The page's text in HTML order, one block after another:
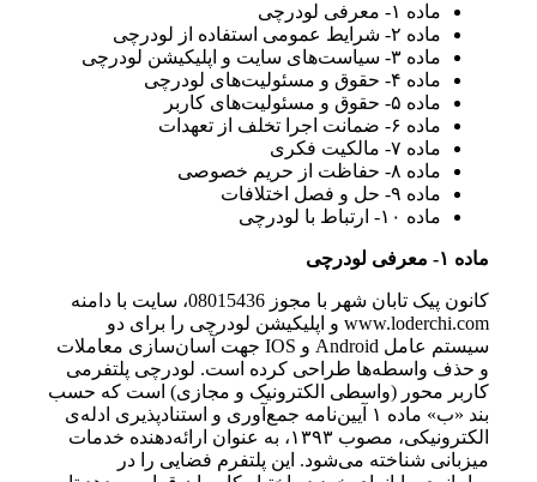
ماده ۱- معرفی لودرچی
ماده ۲- شرایط عمومی استفاده از لودرچی
ماده ۳- سیاست‌های سایت و اپلیکیشن لودرچی
ماده ۴- حقوق و مسئولیت‌های لودرچی
ماده ۵- حقوق و مسئولیت‌های کاربر
ماده ۶- ضمانت اجرا تخلف از تعهدات
ماده ۷- مالکیت فکری
ماده ۸- حفاظت از حریم خصوصی
ماده ۹- حل و فصل اختلافات
ماده ۱۰- ارتباط با لودرچی
ماده ۱- معرفی لودرچی
کانون پیک تابان شهر با مجوز 08015436، سایت با دامنه
www.loderchi.com و اپلیکیشن لودرچی را برای دو
سیستم عامل Android و IOS جهت آسان‌سازی معاملات
و حذف واسطه‌ها طراحی کرده است. لودرچی پلتفرمی
کاربر محور (واسطی الکترونیک و مجازی) است که حسب
بند «ب» ماده ۱ آیین‌نامه جمع‌آوری و استنادپذیری ادله‌ی
الکترونیکی، مصوب ۱۳۹۳، به عنوان ارائه‌دهنده خدمات
میزبانی شناخته می‌شود. این پلتفرم فضایی را در